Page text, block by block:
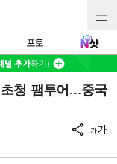
포토
청 팸투어…중국
가가